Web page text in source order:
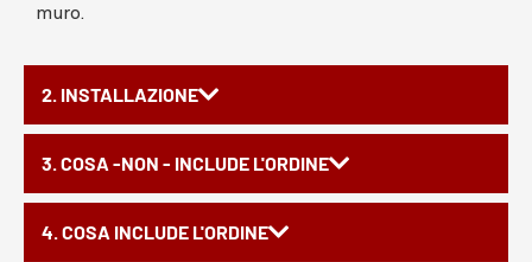
2. INSTALLAZIONE
3. COSA -NON - INCLUDE L'ORDINE
4. COSA INCLUDE L'ORDINE
muro.